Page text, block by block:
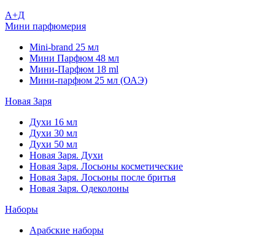
А+Д
Мини парфюмерия
Mini-brand 25 мл
Мини Парфюм 48 мл
Мини-Парфюм 18 ml
Мини-парфюм 25 мл (ОАЭ)
Новая Заря
Духи 16 мл
Духи 30 мл
Духи 50 мл
Новая Заря. Духи
Новая Заря. Лосьоны косметические
Новая Заря. Лосьоны после бритья
Новая Заря. Одеколоны
Наборы
Арабские наборы